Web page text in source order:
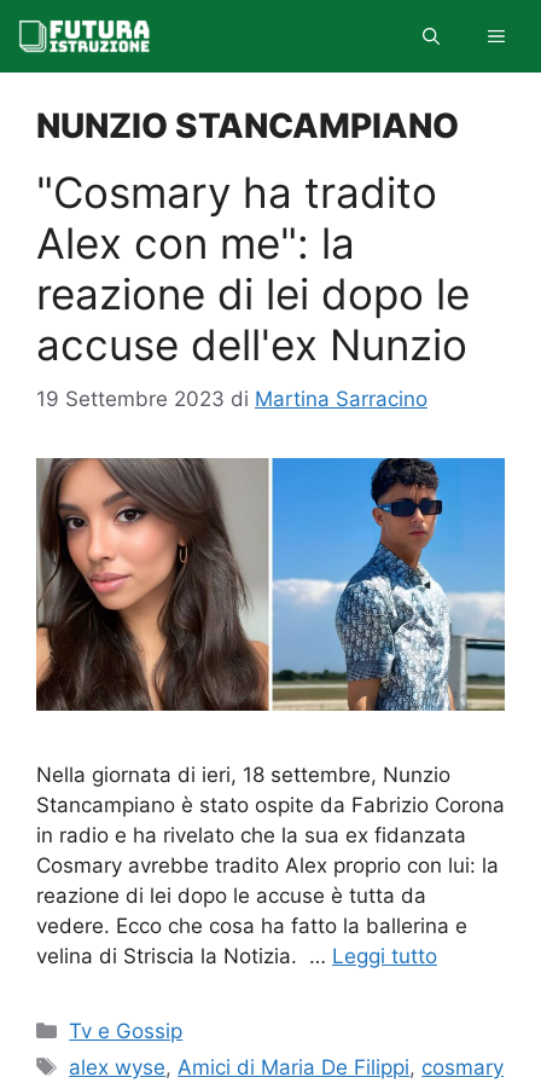
contenuto
NUNZIO STANCAMPIANO
"Cosmary ha tradito
Alex con me": la
reazione di lei dopo le
accuse dell'ex Nunzio
19 Settembre 2023 di Martina Sarracino
Nella giornata di ieri, 18 settembre, Nunzio
Stancampiano è stato ospite da Fabrizio Corona
in radio e ha rivelato che la sua ex fidanzata
Cosmary avrebbe tradito Alex proprio con lui: la
reazione di lei dopo le accuse è tutta da
vedere. Ecco che cosa ha fatto la ballerina e
velina di Striscia la Notizia. … Leggi tutto
Categorie
Tv e Gossip
Tag
alex wyse, Amici di Maria De Filippi, cosmary